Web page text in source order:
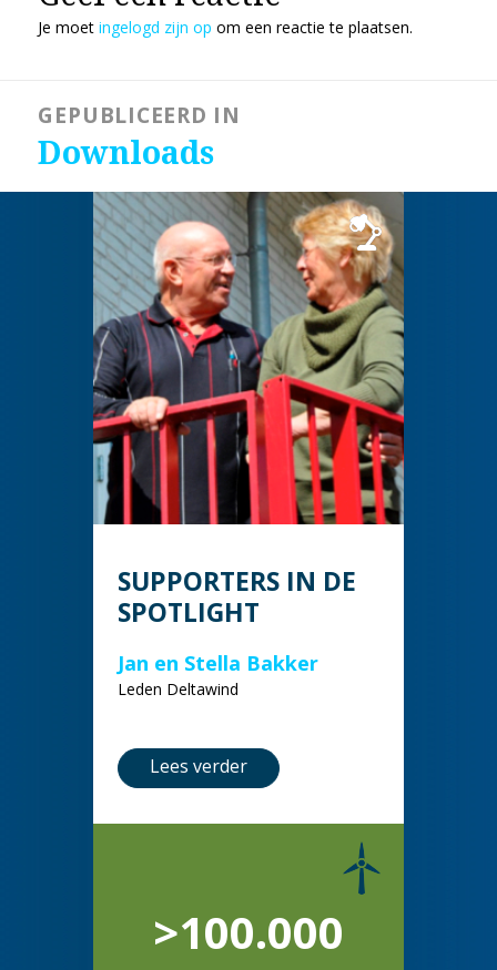
Je moetingelogd zijn op om een reactie te plaatsen.
navigatieGEPUBLICEERD IN
Downloads
SUPPORTERS IN DE
SPOTLIGHT
Jan en Stella Bakker
Leden Deltawind
Lees verder
>100.000